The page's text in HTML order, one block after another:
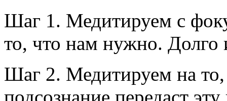
Шаг 1. Медитируем с
то, что нам нужно. Долго
Шаг 2. Медитируем на то,
подсознание передаст